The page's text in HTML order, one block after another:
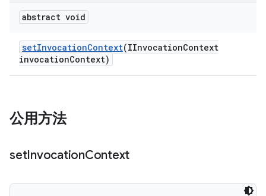
abstract void
setInvocationContext(IInvocationContext
invocationContext)
公用方法
setInvocationContext